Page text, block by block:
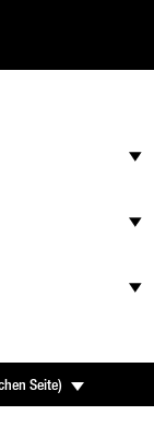
Seite)